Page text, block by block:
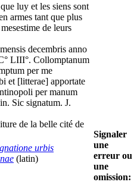
luy et les siens sont
armes tant que plus
de leurs
decembris anno
LIII°. Collomptanum
per me
et [litterae] apportate
per manum
Sic signatum. J.
de la belle cité de
urbis
(latin)
Signaler
une
erreur ou
une
omission: